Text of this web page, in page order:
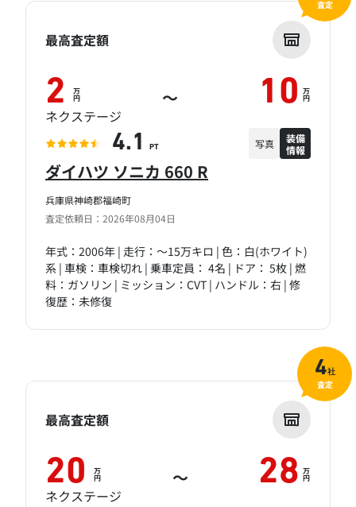
兵庫県神崎郡福崎町
査定依頼日：2026年08月04日
ダイハツ ソニカ 660 R
年式：2006年 | 走行：～15万キロ | 色：白(ホワイト)
系 | 車検：車検切れ | 乗車定員： 4名 | ドア： 5枚 | 燃
料：ガソリン | ミッション：CVT | ハンドル：右 | 修
復歴：未修復
最高査定額
2 万
円 ～ 10 万
円
ネクステージ
4.1 PT 写真
装備
情報
査定
最高査定額
20 万
円 ～ 28 万
円
ネクステージ
4社
査定